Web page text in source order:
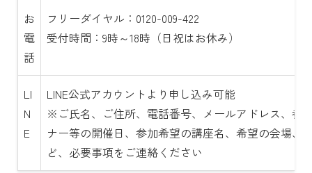
お
電
話
フリーダイヤル：0120-009-422
受付時間：9時～18時（日祝はお休み）
LI
N
E
LINE公式アカウントより申し込み可能
※ご氏名、ご住所、電話番号、メールアドレス、参
ナー等の開催日、参加希望の講座名、希望の会場、
ど、必要事項をご連絡ください